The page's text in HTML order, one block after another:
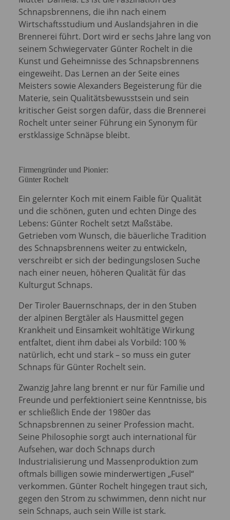
Schnapsbrennens, die ihn nach einem
Wirtschaftsstudium und Auslandsjahren in die
Brennerei führt. Dort wird er sechs Jahre lang von
seinem Schwiegervater Günter Rochelt in die
Kunst und Geheimnisse des Schnapsbrennens
eingeweiht. Das Lernen an der Seite eines
Meisters sowie Alexanders Begeisterung für die
Materie, sein Qualitätsbewusstsein und sein
kritischer Geist sorgen dafür, dass die Brennerei
Rochelt unter seiner Führung ein Synonym für
erstklassige Schnäpse bleibt.
Firmengründer und Pionier:
Günter Rochelt
Ein gelernter Koch mit einem Faible für Qualität
und die schönen, guten und echten Dinge des
Lebens: Günter Rochelt setzt Maßstäbe.
Getrieben vom Wunsch, die bäuerliche Tradition
des Schnapsbrennens weiter zu entwickeln,
verschreibt er sich der bedingungslosen Suche
nach einer neuen, höheren Qualität für das
Kulturgut Schnaps.
Der Tiroler Bauernschnaps, der in den Stuben
der alpinen Bergtäler als Hausmittel gegen
Krankheit und Einsamkeit wohltätige Wirkung
entfaltet, dient ihm dabei als Vorbild: 100 %
natürlich, echt und stark – so muss ein guter
Schnaps für Günter Rochelt sein.
Zwanzig Jahre lang brennt er nur für Familie und
Freunde und perfektioniert seine Kenntnisse, bis
er schließlich Ende der 1980er das
Schnapsbrennen zu seiner Profession macht.
Seine Philosophie sorgt auch international für
Aufsehen, war doch Schnaps durch
Industrialisierung und Massenproduktion zum
oftmals billigen sowie minderwertigen „Fusel“
verkommen. Günter Rochelt hingegen traut sich,
gegen den Strom zu schwimmen, denn nicht nur
sein Schnaps, auch sein Wille ist stark.